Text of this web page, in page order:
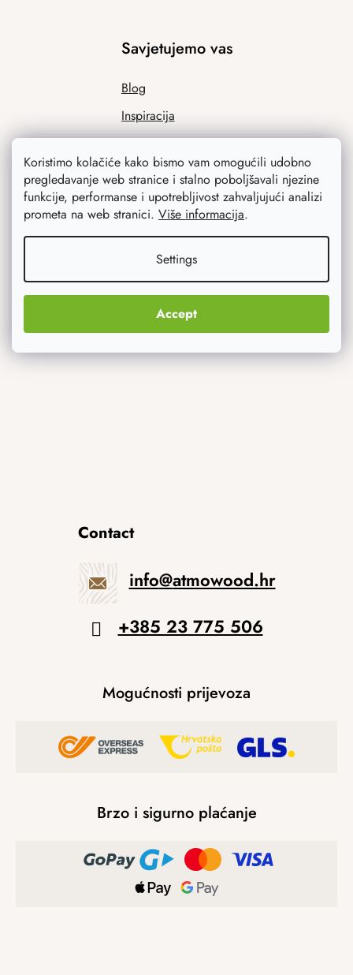
Koristimo kolačiće kako bismo vam omogućili udobno
pregledavanje web stranice i stalno poboljšavali njezine
funkcije, performanse i upotrebljivost zahvaljujući analizi
prometa na web stranici. Više informacija.
Settings
Accept
Savjetujemo vas
Blog
Inspiracija
Ono što vas najviše zanima
Originalni pokloni
Contact
info@atmowood.hr
+385 23 775 506
Mogućnosti prijevoza
Brzo i sigurno plaćanje